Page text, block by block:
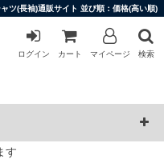
ツ(長袖)通販サイト 並び順：価格(高い順)
ログイン カート マイページ 検索
す